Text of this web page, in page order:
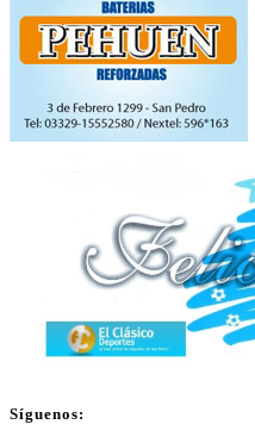
Síguenos: